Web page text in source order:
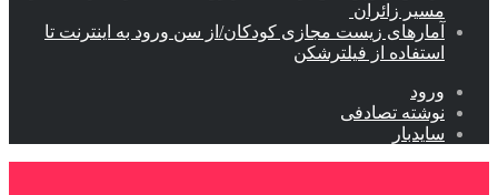
مسیر زائران
آمارهای زیست مجازی کودکان/از سن ورود به اینترنت تا
استفاده از فیلترشکن
ورود
نوشته تصادفی
سایدبار